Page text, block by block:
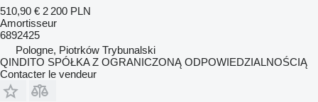
510,90 € 2 200 PLN
Amortisseur
6892425
Pologne, Piotrków Trybunalski
QINDITO SPÓŁKA Z OGRANICZONĄ ODPOWIEDZIALNOŚCIĄ
Contacter le vendeur